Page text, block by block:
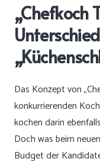
„Chefkoch
Das Konzept von
konkurrierenden
kochen darin
Doch was beim
Budget der